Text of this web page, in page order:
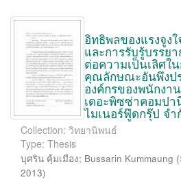
อิทธิพลของแรงจูง
และการรับรู้บรรย
ต่อความเป็นเลิศใ
คุณลักษณะอันพึงป
องค์กรของพนักงา
เดอะพิซซ่าคอมปา
ไมเนอร์ฟู๊ดกรุ๊ป จำ
Collection: วิทยานิพนธ์
Type: Thesis
บุศริน คุ้มเมือง; Bussarin Kummaung (
2013)